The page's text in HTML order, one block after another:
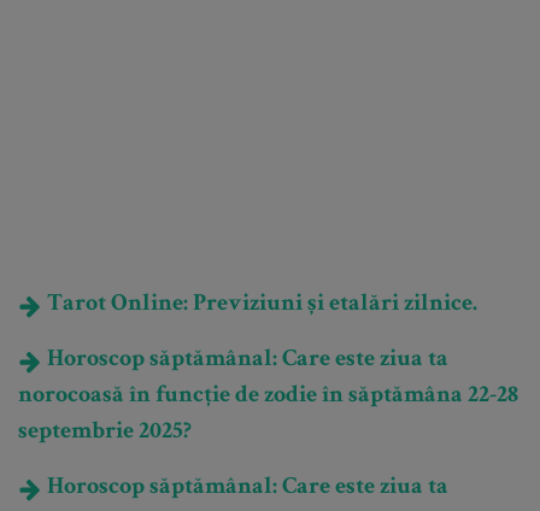
Tarot Online: Previziuni și etalări zilnice.
Horoscop săptămânal: Care este ziua ta
norocoasă în funcție de zodie în săptămâna 22-28
septembrie 2025?
Horoscop săptămânal: Care este ziua ta